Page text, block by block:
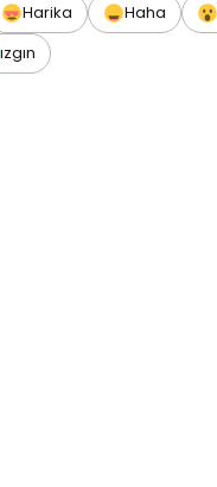
Harika Haha